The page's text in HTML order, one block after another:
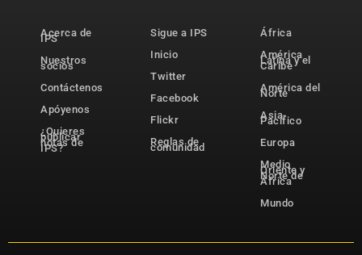
Acerca de
IPS
Nuestros
socios
Contáctenos
Apóyenos
¿Quieres
publicar
notas de
IPS?
Sigue a IPS
Inicio
Twitter
Facebook
Flickr
Reglas de
comunidad
África
América
Latina y el
Caribe
América del
Norte
Asia-
Pacífico
Europa
Medio
Oriente y
Norte de
África
Mundo